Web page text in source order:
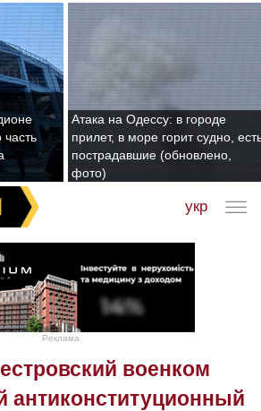
Атака на Одессу: в городе
прилет, в море горит судно,
пострадавшие (обновлено,
фото)
укр
Реклама
военком
антиконституционный